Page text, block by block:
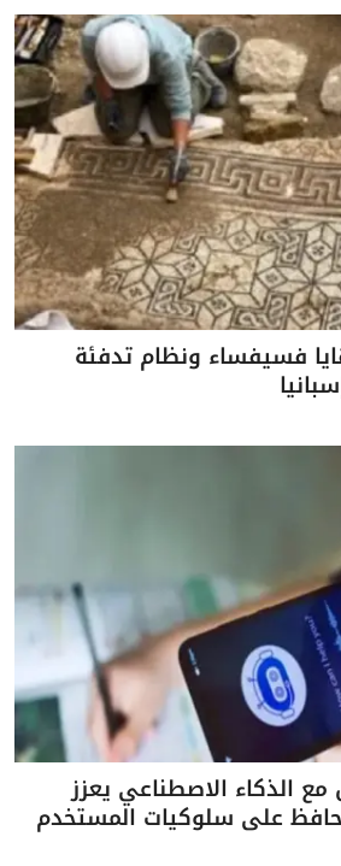
فسيفساء ونظام تدفئة
الذكاء الاصطناعي يعزز
على سلوكيات المستخدم